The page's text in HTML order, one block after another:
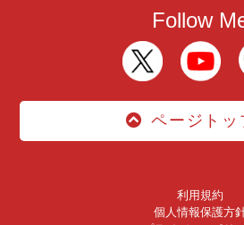
Follow
ページトッ
利用規約
個人情報保護方